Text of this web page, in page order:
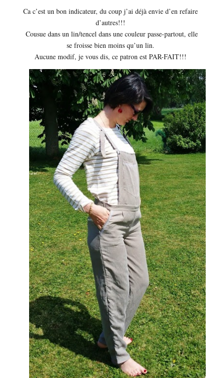
Ca c’est un bon indicateur, du coup j’ai déjà envie d’en refaire
d’autres!!!
Cousue dans un lin/tencel dans une couleur passe-partout, elle
se froisse bien moins qu’un lin.
Aucune modif, je vous dis, ce patron est PAR-FAIT!!!